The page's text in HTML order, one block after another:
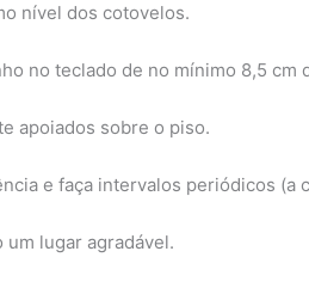
nível dos cotovelos.
no teclado de no mínimo 8,5
apoiados sobre o piso.
e faça intervalos periódicos (a
um lugar agradável.